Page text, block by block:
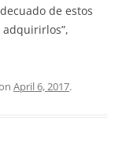
de estos
April 6, 2017.